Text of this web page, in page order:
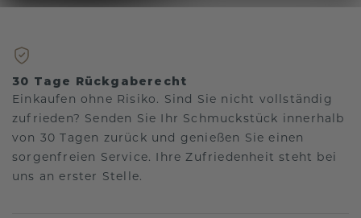
30 Tage Rückgaberecht
Einkaufen ohne Risiko. Sind Sie nicht vollständig
zufrieden? Senden Sie Ihr Schmuckstück innerhalb
von 30 Tagen zurück und genießen Sie einen
sorgenfreien Service. Ihre Zufriedenheit steht bei
uns an erster Stelle.